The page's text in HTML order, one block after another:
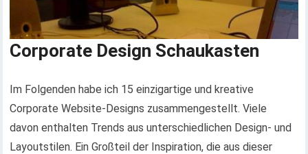
Corporate Design Schaukasten
Im Folgenden habe ich 15 einzigartige und kreative
Corporate Website-Designs zusammengestellt. Viele
davon enthalten Trends aus unterschiedlichen Design- und
Layoutstilen. Ein Großteil der Inspiration, die aus dieser